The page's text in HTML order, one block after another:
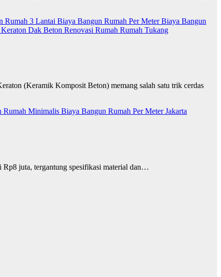
Rumah 3 Lantai Biaya Bangun Rumah Per MeterBiaya Bangun
Keraton Dak Beton Renovasi Rumah Rumah Tukang
(Keramik Komposit Beton) memang salah satu trik cerdas
Rumah Minimalis Biaya Bangun Rumah Per MeterJakarta
Rp8 juta, tergantung spesifikasi material dan…